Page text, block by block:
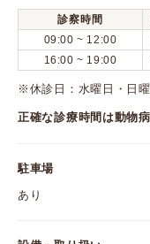
診察時間
09:00 ~ 12:00
16:00 ~ 19:00
※休診日：水曜日・日
正確な診療時間は動物
駐車場
あり